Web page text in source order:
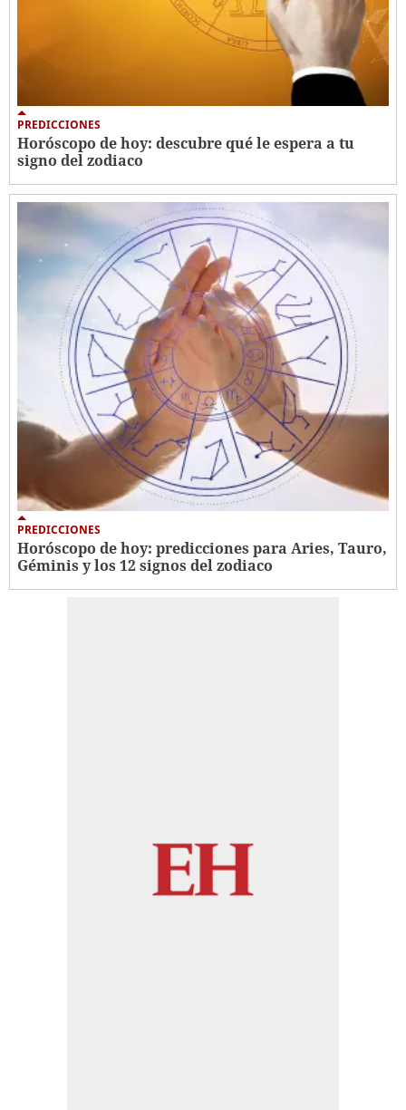
PREDICCIONES
Horóscopo de hoy: descubre qué le espera a tu
signo del zodiaco
PREDICCIONES
Horóscopo de hoy: predicciones para Aries, Tauro,
Géminis y los 12 signos del zodiaco